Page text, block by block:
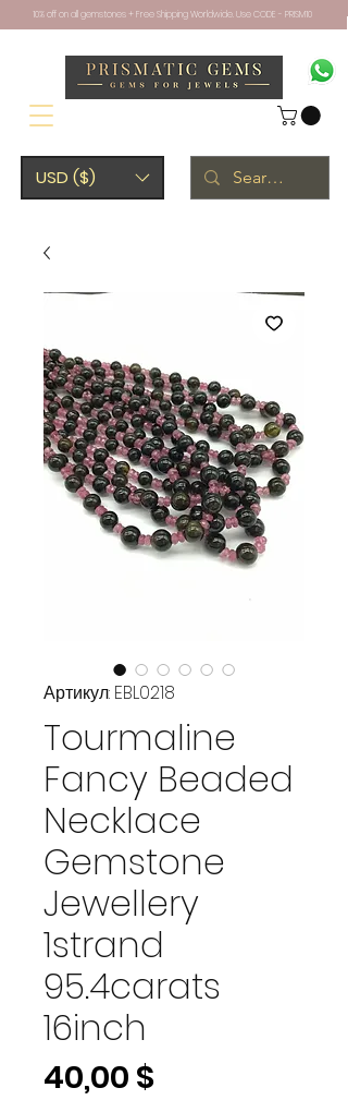
USD ($)
10% off on all gemstones + Free Shipping Worldwide. Use CODE - PRISM10
Артикул: EBL0218
Tourmaline
Fancy Beaded
Necklace
Gemstone
Jewellery
1strand
95.4carats
16inch
40,00 $Цена